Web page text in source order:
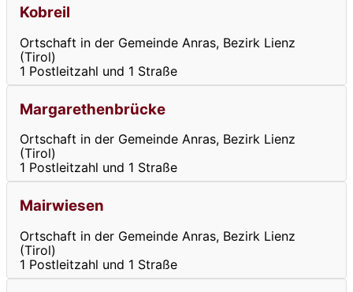
Kobreil
Ortschaft in der Gemeinde Anras, Bezirk Lienz
(Tirol)
1 Postleitzahl und 1 Straße
Margarethenbrücke
Ortschaft in der Gemeinde Anras, Bezirk Lienz
(Tirol)
1 Postleitzahl und 1 Straße
Mairwiesen
Ortschaft in der Gemeinde Anras, Bezirk Lienz
(Tirol)
1 Postleitzahl und 1 Straße